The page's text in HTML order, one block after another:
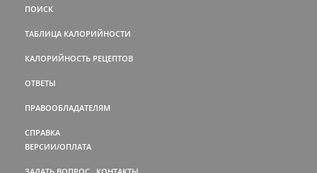
ПОИСК
ТАБЛИЦА КАЛОРИЙНОСТИ
КАЛОРИЙНОСТЬ РЕЦЕПТОВ
ОТВЕТЫ
ПРАВООБЛАДАТЕЛЯМ
СПРАВКА
ВЕРСИИ/ОПЛАТА